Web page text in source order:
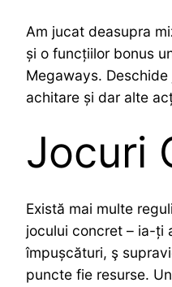
Am jucat deasupra
și o funcțiilor bonus
Megaways.
achitare și dar alte
Jocuri
Există mai multe
jocului concret – ia-ți
împușcături, ş
puncte fie resurse.